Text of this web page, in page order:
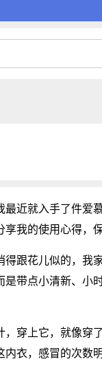
近就入手了件爱
我的使用心得，
跟花儿似的，我
带点小清新、小
穿上它，就像穿
衣，感冒的次数